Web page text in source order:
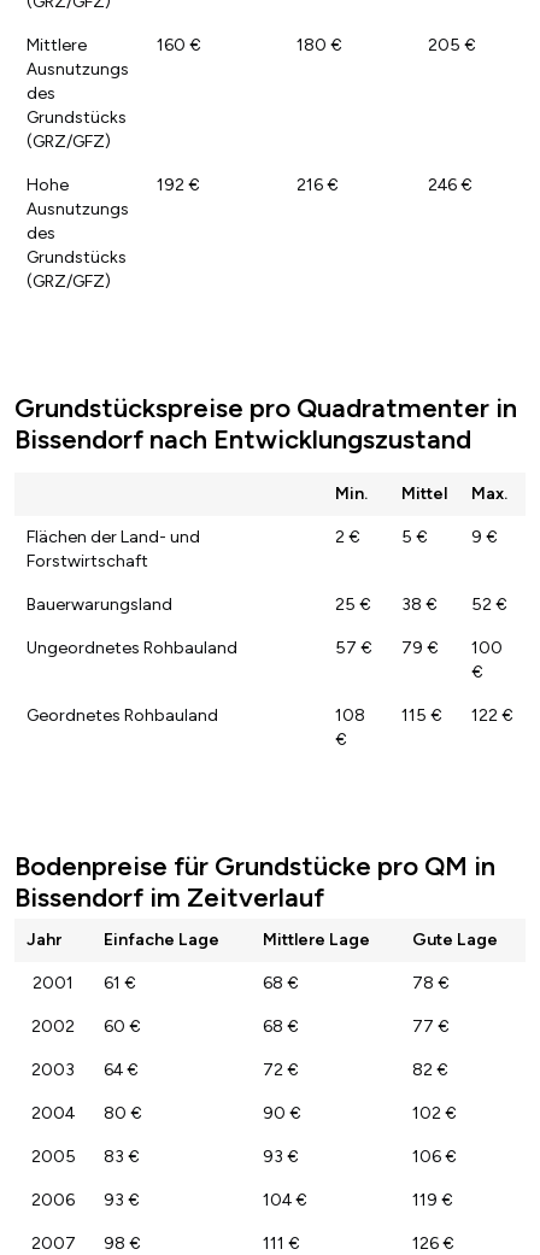
Mittlere
Ausnutzungs
des
Grundstücks
(GRZ/GFZ)
160 € 180 € 205 €
Hohe
Ausnutzungs
des
Grundstücks
(GRZ/GFZ)
192 € 216 € 246 €
Grundstückspreise pro Quadratmenter in
Bissendorf nach Entwicklungszustand
Min. Mittel Max.
Flächen der Land- und
Forstwirtschaft
2 € 5 € 9 €
Bauerwarungsland 25 € 38 € 52 €
Ungeordnetes Rohbauland 57 € 79 €
100
€
Geordnetes Rohbauland
108
€
115 € 122 €
Bodenpreise für Grundstücke pro QM in
Bissendorf im Zeitverlauf
Jahr Einfache Lage Mittlere Lage Gute Lage
2001 61 € 68 € 78 €
2002 60 € 68 € 77 €
2003 64 € 72 € 82 €
2004 80 € 90 € 102 €
2005 83 € 93 € 106 €
2006 93 € 104 € 119 €
2007 98 € 111 € 126 €